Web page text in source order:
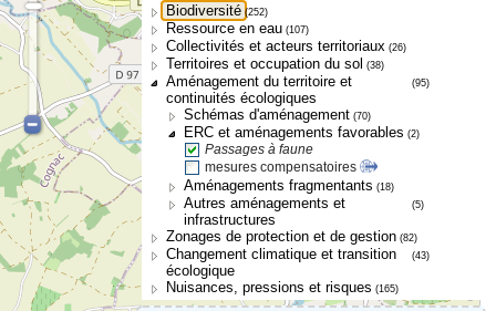
Biodiversité (252)
Ressource en eau (107)
Collectivités et acteurs territoriaux (26)
Territoires et occupation du sol (38)
Aménagement du territoire et
continuités écologiques
(95)
Schémas d'aménagement (70)
ERC et aménagements favorables (2)
Passages à faune
mesures compensatoires
Aménagements fragmentants (18)
Autres aménagements et
infrastructures
(5)
Zonages de protection et de gestion (82)
Changement climatique et transition
écologique
(43)
Nuisances, pressions et risques (165)